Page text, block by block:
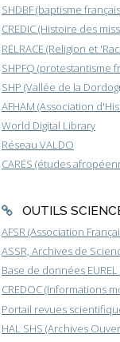
SHDBF (baptisme
CREDIC (Histoire des
RELRACE (Religion et
SHPFQ (protestantisme
SHP (Vallée de la
AFHAM (Association
World Digital Library
Réseau VALDO
CARES (études
OUTILS
AFSR (Association
ASSR, Archives de
Base de données
CREDOC (Informations
Portail revues
HAL SHS (Archives